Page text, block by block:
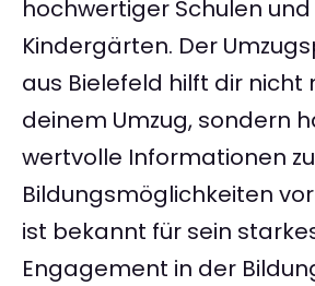
hochwertiger Schulen und
Kindergärten. Der
aus Bielefeld hilft dir nicht
deinem Umzug, sondern
wertvolle Informationen
Bildungsmöglichkeiten
ist bekannt für sein
Engagement in der